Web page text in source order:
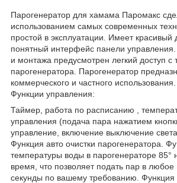
Парогенератор для хамама Паромакс
использованием самых современных
простой в эксплуатации. Имеет красивый
понятный интерфейс панели
и монтажа предусмотрен легкий доступ с
парогенератора. Парогенератор
коммерческого и частного использования.
Функции управления:
Таймер, работа по расписанию ,
управления (подача пара нажатием
управление, включение выключение
Функция авто очистки парогенератора.
температуры воды в парогенераторе 85°
время, что позволяет подать пар в
секунды по вашему требованию. Функция